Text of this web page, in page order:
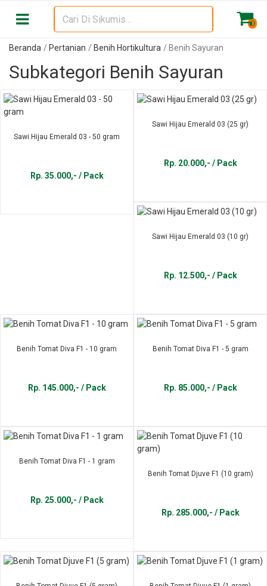
0
Beranda Pertanian Benih Hortikultura Benih Sayuran
Subkategori Benih Sayuran
Sawi Hijau Emerald 03 - 50 gram
Rp. 35.000,- / Pack
Sawi Hijau Emerald 03 (25 gr)
Rp. 20.000,- / Pack
Sawi Hijau Emerald 03 (10 gr)
Rp. 12.500,- / Pack
Benih Tomat Diva F1 - 10 gram
Rp. 145.000,- / Pack
Benih Tomat Diva F1 - 5 gram
Rp. 85.000,- / Pack
Benih Tomat Diva F1 - 1 gram
Rp. 25.000,- / Pack
Benih Tomat Djuve F1 (10 gram)
Rp. 285.000,- / Pack